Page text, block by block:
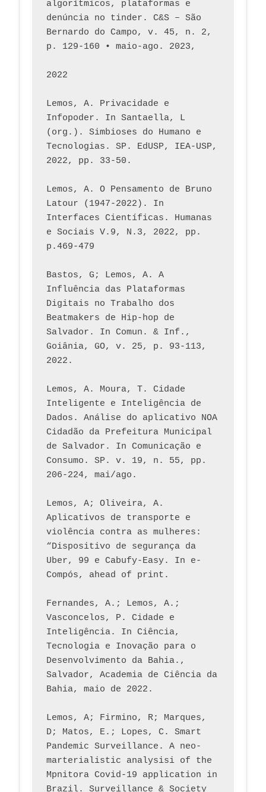
algorítmicos, plataformas e
denúncia no tinder. C&S – São
Bernardo do Campo, v. 45, n. 2,
p. 129-160 • maio-ago. 2023,
2022
Lemos, A. Privacidade e
Infopoder. In Santaella, L
(org.). Simbioses do Humano e
Tecnologias. SP. EdUSP, IEA-USP,
2022, pp. 33-50.
Lemos, A. O Pensamento de Bruno
Latour (1947-2022). In
Interfaces Científicas. Humanas
e Sociais V.9, N.3, 2022, pp.
p.469-479
Bastos, G; Lemos, A. A
Influência das Plataformas
Digitais no Trabalho dos
Beatmakers de Hip-hop de
Salvador. In Comun. & Inf.,
Goiânia, GO, v. 25, p. 93-113,
2022.
Lemos, A. Moura, T. Cidade
Inteligente e Inteligência de
Dados. Análise do aplicativo NOA
Cidadão da Prefeitura Municipal
de Salvador. In Comunicação e
Consumo. SP. v. 19, n. 55, pp.
206-224, mai/ago.
Lemos, A; Oliveira, A.
Aplicativos de transporte e
violência contra as mulheres:
“Dispositivo de segurança da
Uber, 99 e Cabufy-Easy. In e-
Compós, ahead of print.
Fernandes, A.; Lemos, A.;
Vasconcelos, P. Cidade e
Inteligência. In Ciência,
Tecnologia e Inovação para o
Desenvolvimento da Bahia.,
Salvador, Academia de Ciência da
Bahia, maio de 2022.
Lemos, A; Firmino, R; Marques,
D; Matos, E.; Lopes, C. Smart
Pandemic Surveillance. A neo-
marterialistic analysisi of the
Mpnitora Covid-19 application in
Brazil. Surveillance & Society